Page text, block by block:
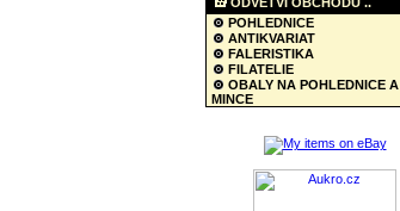
POHLEDNICE
ANTIKVARIAT
FALERISTIKA
FILATELIE
OBALY NA POHLEDNICE A
MINCE